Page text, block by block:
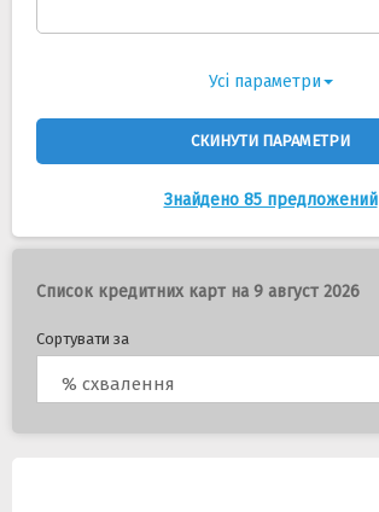
Усі параметри
СКИНУТИ ПАРАМЕТРИ
Знайдено 85 предложений
Список кредитних карт на 9 август 2026
Сортувати за
% схвалення